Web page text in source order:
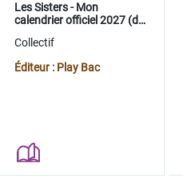
Les Sisters - Mon
calendrier officiel 2027 (de
Collectif
Éditeur : Play Bac